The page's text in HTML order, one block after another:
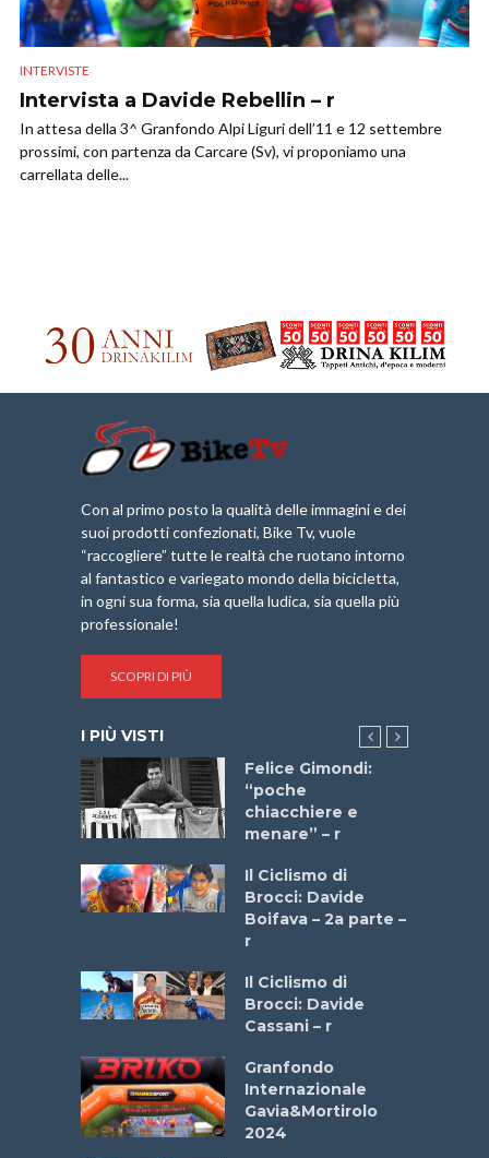
INTERVISTE
Intervista a Davide Rebellin – r
In attesa della 3^ Granfondo Alpi Liguri dell’11 e 12 settembre
prossimi, con partenza da Carcare (Sv), vi proponiamo una
carrellata delle...
Con al primo posto la qualità delle immagini e dei
suoi prodotti confezionati, Bike Tv, vuole
“raccogliere” tutte le realtà che ruotano intorno
al fantastico e variegato mondo della bicicletta,
in ogni sua forma, sia quella ludica, sia quella più
professionale!
SCOPRI DI PIÙ
I PIÙ VISTI
Felice Gimondi:
“poche
chiacchiere e
menare” – r
Il Ciclismo di
Brocci: Davide
Boifava – 2a parte –
r
Il Ciclismo di
Brocci: Davide
Cassani – r
Granfondo
Internazionale
Gavia&Mortirolo
2024